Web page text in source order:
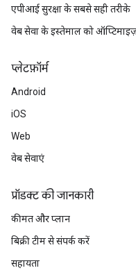
एपीआई सुरक्षा के सबसे सही तरीके
वेब सेवा के इस्तेमाल को
प्‍लेटफ़ॉर्म
Android
iOS
Web
वेब सेवाएं
प्रॉडक्ट की जानकारी
कीमत और प्लान
बिक्री टीम से संपर्क करें
सहायता